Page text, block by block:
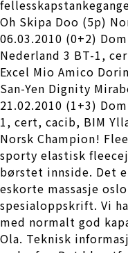
Oh Skipa Doo (5p)
06.03.2010 (0+2)
Nederland 3 BT-1,
Excel Mio Amico
San-Yen Dignity
21.02.2010 (1+3)
1, cert, cacib, BIM
Norsk Champion!
sporty elastisk
børstet innside. Det
eskorte massasje
spesialoppskrift. Vi
med normalt god
Ola. Teknisk